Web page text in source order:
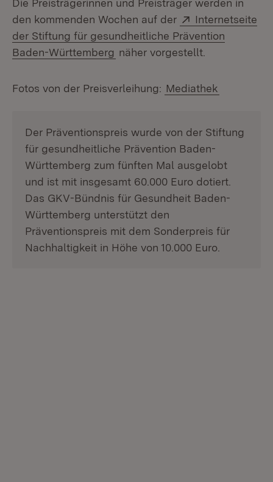
Die Preisträgerinnen und Preisträger werden in
den kommenden Wochen auf der
Extern:
Internetseite
der Stiftung für gesundheitliche Prävention
Baden-Württemberg (Öffnet in neuem Fenster)
näher vorgestellt.
Fotos von der Preisverleihung: Mediathek
Der Präventionspreis wurde von der Stiftung
für gesundheitliche Prävention Baden-
Württemberg zum fünften Mal ausgelobt
und ist mit insgesamt 60.000 Euro dotiert.
Das GKV-Bündnis für Gesundheit Baden-
Württemberg unterstützt den
Präventionspreis mit dem Sonderpreis für
Nachhaltigkeit in Höhe von 10.000 Euro.